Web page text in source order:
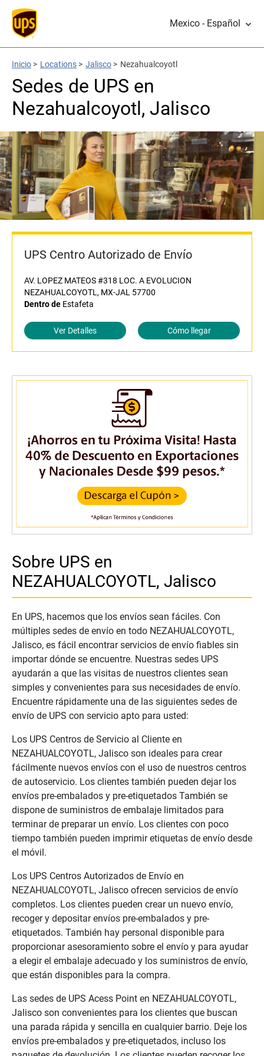
Mexico - Español
Inicio > Locations > Jalisco > Nezahualcoyotl
Sedes de UPS en
Nezahualcoyotl, Jalisco
UPS Centro Autorizado de Envío
AV. LOPEZ MATEOS #318 LOC. A EVOLUCION
NEZAHUALCOYOTL, MX-JAL 57700
Dentro de Estafeta
Ver Detalles Cómo llegar
Sobre UPS en
NEZAHUALCOYOTL, Jalisco
En UPS, hacemos que los envíos sean fáciles. Con
múltiples sedes de envío en todo NEZAHUALCOYOTL,
Jalisco, es fácil encontrar servicios de envío fiables sin
importar dónde se encuentre. Nuestras sedes UPS
ayudarán a que las visitas de nuestros clientes sean
simples y convenientes para sus necesidades de envío.
Encuentre rápidamente una de las siguientes sedes de
envío de UPS con servicio apto para usted:
Los UPS Centros de Servicio al Cliente en
NEZAHUALCOYOTL, Jalisco son ideales para crear
fácilmente nuevos envíos con el uso de nuestros centros
de autoservicio. Los clientes también pueden dejar los
envíos pre-embalados y pre-etiquetados También se
dispone de suministros de embalaje limitados para
terminar de preparar un envío. Los clientes con poco
tiempo también pueden imprimir etiquetas de envío desde
el móvil.
Los UPS Centros Autorizados de Envío en
NEZAHUALCOYOTL, Jalisco ofrecen servicios de envío
completos. Los clientes pueden crear un nuevo envío,
recoger y depositar envíos pre-embalados y pre-
etiquetados. También hay personal disponible para
proporcionar asesoramiento sobre el envío y para ayudar
a elegir el embalaje adecuado y los suministros de envío,
que están disponibles para la compra.
Las sedes de UPS Acess Point en NEZAHUALCOYOTL,
Jalisco son convenientes para los clientes que buscan
una parada rápida y sencilla en cualquier barrio. Deje los
envíos pre-embalados y pre-etiquetados, incluso los